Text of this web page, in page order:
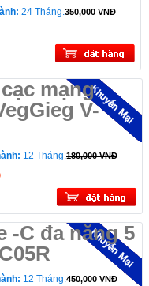
24 Tháng.350,000 VNĐ
mạng
V-
12 Tháng.180,000 VNĐ
-C đa năng 5
12 Tháng.450,000 VNĐ